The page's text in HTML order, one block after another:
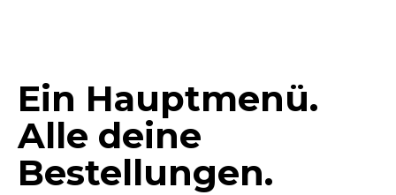
Ein Hauptmenü.
Alle deine
Bestellungen.